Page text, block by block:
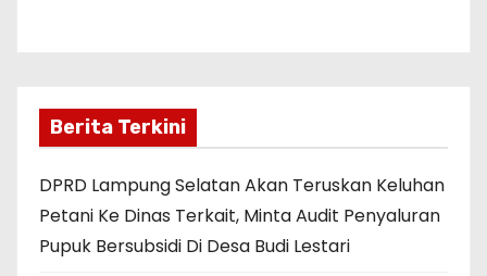
Berita Terkini
DPRD Lampung Selatan Akan Teruskan Keluhan
Petani Ke Dinas Terkait, Minta Audit Penyaluran
Pupuk Bersubsidi Di Desa Budi Lestari